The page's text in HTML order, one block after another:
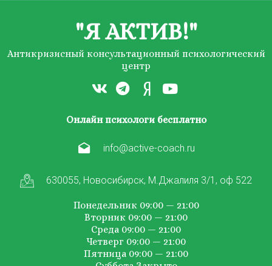
"Я АКТИВ!"
Антикризисный консультационный психологический
центр
Онлайн психологи бесплатно
info@active-coach.ru
630055, Новосибирск, М.Джалиля 3/1, оф 522
Понедельник 09:00 — 21:00
Вторник 09:00 — 21:00
Среда 09:00 — 21:00
Четверг 09:00 — 21:00
Пятница 09:00 — 21:00